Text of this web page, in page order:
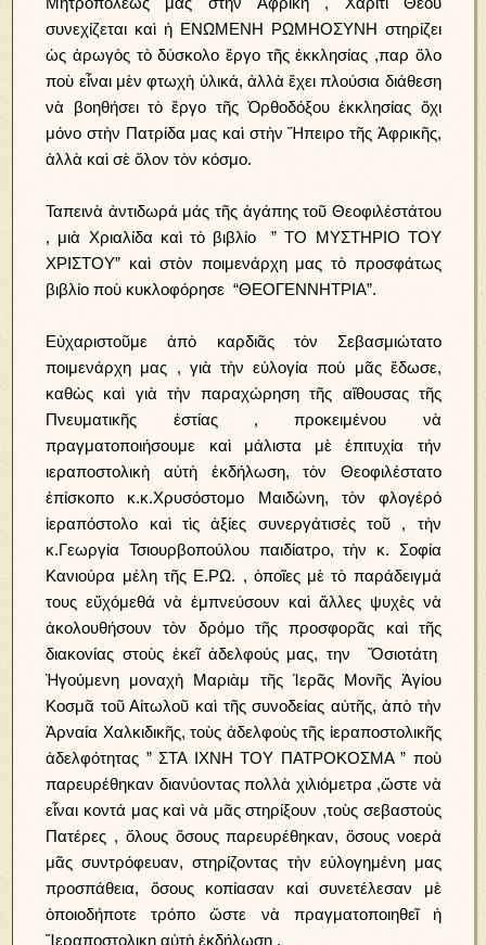
συνεχίζεται καὶ ἡ ΕΝΩΜΕΝΗ ΡΩΜΗΟΣΥΝΗ στηρίζει
ὡς ἀρωγὸς τὸ δύσκολο ἔργο τῆς ἐκκλησίας ,παρ ὅλο
ποὺ εἶναι μὲν φτωχὴ ὑλικά, ἀλλὰ ἔχει πλούσια διάθεση
νὰ βοηθήσει τὸ ἔργο τῆς Ὀρθοδόξου ἐκκλησίας ὄχι
μόνο στὴν Πατρίδα μας καὶ στὴν Ἤπειρο τῆς Ἀφρικῆς,
ἀλλὰ καὶ σὲ ὅλον τὸν κόσμο.
Ταπεινὰ ἀντιδωρά μάς τῆς ἀγάπης τοῦ Θεοφιλέστάτου
, μιὰ Χριαλίδα καὶ τὸ βιβλίο ” ΤΟ ΜΥΣΤΗΡΙΟ ΤΟΥ
ΧΡΙΣΤΟΥ” καὶ στὸν ποιμενάρχη μας τὸ προσφάτως
βιβλίο ποὺ κυκλοφόρησε “ΘΕΟΓΕΝΝΗΤΡΙΑ”.
Εὐχαριστοῦμε ἀπὸ καρδιᾶς τὸν Σεβασμιώτατο
ποιμενάρχη μας , γιὰ τὴν εὐλογία ποὺ μᾶς ἔδωσε,
καθὼς καὶ γιὰ τὴν παραχώρηση τῆς αἴθουσας τῆς
Πνευματικῆς ἑστίας , προκειμένου νὰ
πραγματοποιήσουμε καὶ μάλιστα μὲ ἐπιτυχία τήν
ιεραποστολικὴ αὐτὴ ἐκδήλωση, τὸν Θεοφιλέστατο
ἐπίσκοπο κ.κ.Χρυσόστομο Μαιδώνη, τὸν φλογέρό
ἱεραπόστολο καὶ τὶς ἀξίες συνεργάτισές τοῦ , τὴν
κ.Γεωργία Τσιουρβοπούλου παιδίατρο, τὴν κ. Σοφία
Κανιούρα μέλη τῆς Ε.ΡΩ. , ὁποῖες μὲ τὸ παράδειγμά
τους εὔχόμεθά νὰ ἐμπνεύσουν καὶ ἄλλες ψυχὲς νὰ
ἀκολουθήσουν τὸν δρόμο τῆς προσφορᾶς καὶ τῆς
διακονίας στοὺς ἐκεῖ ἀδελφούς μας, την Ὄσιοτάτη
Ἡγούμενη μοναχὴ Μαριὰμ τῆς Ἱερᾶς Μονῆς Ἁγίου
Κοσμᾶ τοῦ Αἰτωλοῦ καὶ τῆς συνοδείας αὐτῆς, ἀπὸ τὴν
Ἀρναία Χαλκιδικῆς, τοὺς ἀδελφοὺς τῆς ἱεραποστολικῆς
ἀδελφότητας ” ΣΤΑ ΙΧΝΗ ΤΟΥ ΠΑΤΡΟΚΟΣΜΑ ” ποὺ
παρευρέθηκαν διανύοντας πολλὰ χιλιόμετρα ,ὥστε νὰ
εἶναι κοντά μας καὶ νὰ μᾶς στηρίξουν ,τοὺς σεβαστοὺς
Πατέρες , ὅλους ὅσους παρευρέθηκαν, ὅσους νοερὰ
μᾶς συντρόφευαν, στηρίζοντας τὴν εὐλογημένη μας
προσπάθεια, ὅσους κοπίασαν καὶ συνετέλεσαν μὲ
ὁποιοδήποτε τρόπο ὥστε νὰ πραγματοποιηθεῖ ἡ
Ἴεραποστολικη αὐτὴ ἐκδήλωση .